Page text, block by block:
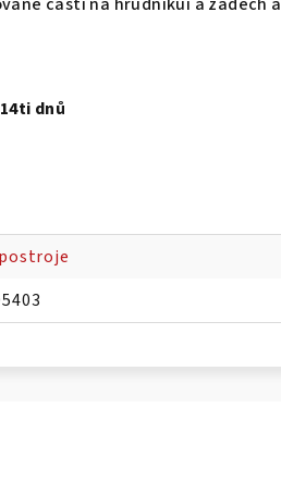
14ti dnů